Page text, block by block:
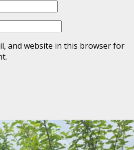
and website in this browser for